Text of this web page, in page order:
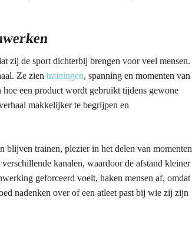
zij de sport dichterbij brengen voor veel mensen.
Ze zien trainingen, spanning en momenten van
een product wordt gebruikt tijdens gewone
makkelijker te begrijpen en
blijven trainen, plezier in het delen van momenten
kanalen, waardoor de afstand kleiner
geforceerd voelt, haken mensen af, omdat
nadenken over of een atleet past bij wie zij zijn